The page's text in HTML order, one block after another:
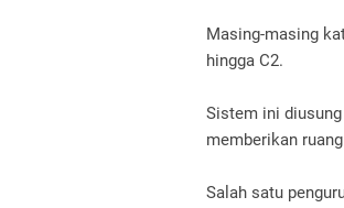
Masing-masing
hingga C2.
Sistem ini
memberikan
Salah satu